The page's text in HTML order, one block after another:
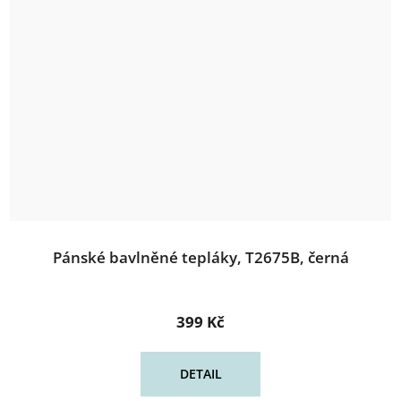
Pánské bavlněné tepláky, T2675B, černá
399 Kč
DETAIL